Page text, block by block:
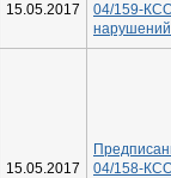
15.05.2017
04/159-
15.05.2017
04/158-